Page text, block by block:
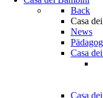
Back
Casa
News
Casa
Casa